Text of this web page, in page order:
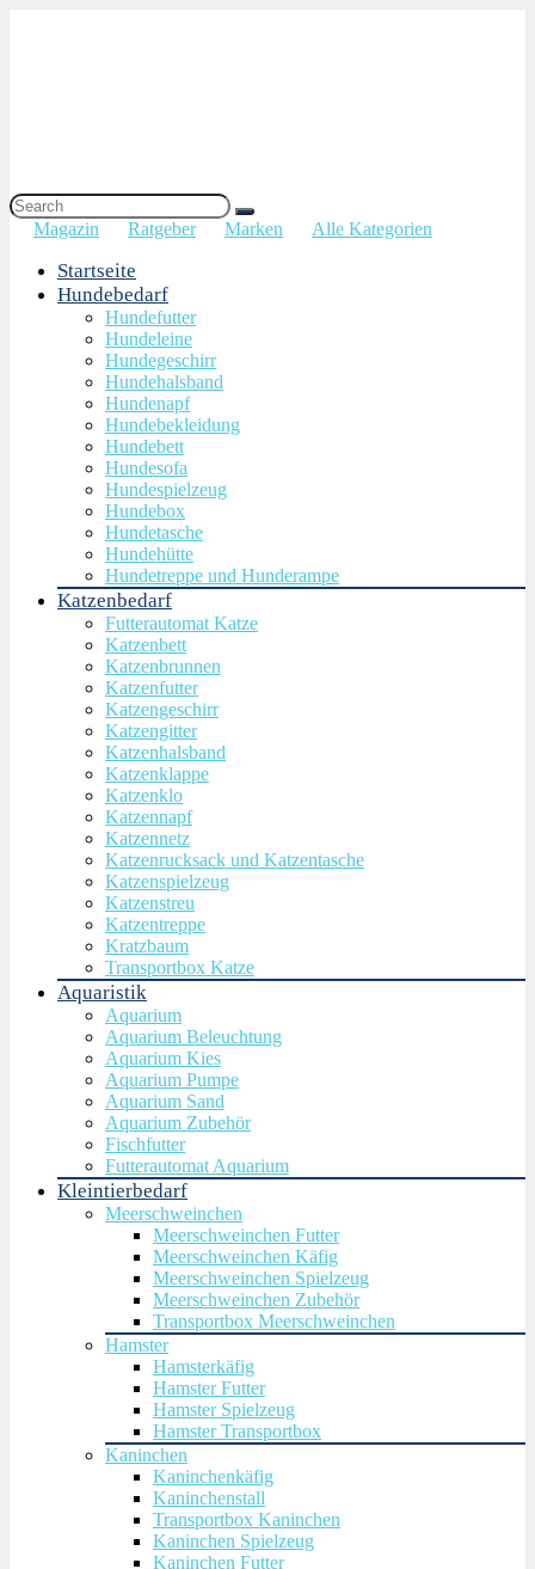
Magazin Ratgeber Marken Alle Kategorien
Startseite
Hundebedarf
Hundefutter
Hundeleine
Hundegeschirr
Hundehalsband
Hundenapf
Hundebekleidung
Hundebett
Hundesofa
Hundespielzeug
Hundebox
Hundetasche
Hundehütte
Hundetreppe und Hunderampe
Katzenbedarf
Futterautomat Katze
Katzenbett
Katzenbrunnen
Katzenfutter
Katzengeschirr
Katzengitter
Katzenhalsband
Katzenklappe
Katzenklo
Katzennapf
Katzennetz
Katzenrucksack und Katzentasche
Katzenspielzeug
Katzenstreu
Katzentreppe
Kratzbaum
Transportbox Katze
Aquaristik
Aquarium
Aquarium Beleuchtung
Aquarium Kies
Aquarium Pumpe
Aquarium Sand
Aquarium Zubehör
Fischfutter
Futterautomat Aquarium
Kleintierbedarf
Meerschweinchen
Meerschweinchen Futter
Meerschweinchen Käfig
Meerschweinchen Spielzeug
Meerschweinchen Zubehör
Transportbox Meerschweinchen
Hamster
Hamsterkäfig
Hamster Futter
Hamster Spielzeug
Hamster Transportbox
Kaninchen
Kaninchenkäfig
Kaninchenstall
Transportbox Kaninchen
Kaninchen Spielzeug
Kaninchen Futter